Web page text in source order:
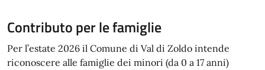
Contributo per le famiglie
Per l’estate 2026 il Comune di Val di Zoldo intende
riconoscere alle famiglie dei minori (da 0 a 17 anni)